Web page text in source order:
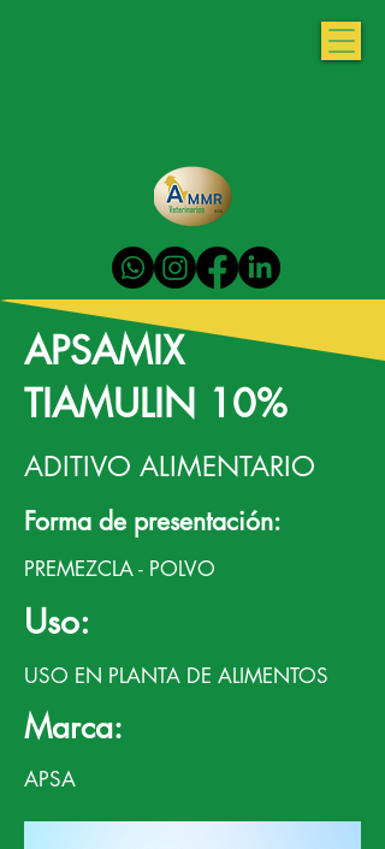
APSAMIX
TIAMULIN 10%
ADITIVO ALIMENTARIO
Forma de presentación:
PREMEZCLA - POLVO
Uso:
USO EN PLANTA DE ALIMENTOS
Marca:
APSA